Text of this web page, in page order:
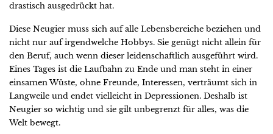
drastisch ausgedrückt hat.
Diese Neugier muss sich auf alle Lebensbereiche beziehen und
nicht nur auf irgendwelche Hobbys. Sie genügt nicht allein für
den Beruf, auch wenn dieser leidenschaftlich ausgeführt wird.
Eines Tages ist die Laufbahn zu Ende und man steht in einer
einsamen Wüste, ohne Freunde, Interessen, verträumt sich in
Langweile und endet vielleicht in Depressionen. Deshalb ist
Neugier so wichtig und sie gilt unbegrenzt für alles, was die
Welt bewegt.